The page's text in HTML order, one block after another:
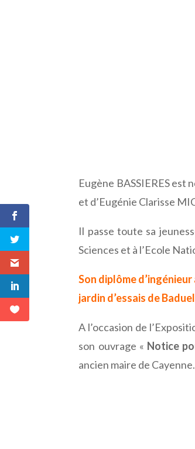
Eugène BASSIERES est
et d’Eugénie Clarisse
Il passe toute sa
Sciences et à l’Ecole
Son diplôme
jardin d’essais de Baduel
A l’occasion de
son ouvrage « Notice
ancien maire de